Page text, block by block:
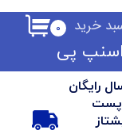
رایگان
پست
۰ خرید
پی